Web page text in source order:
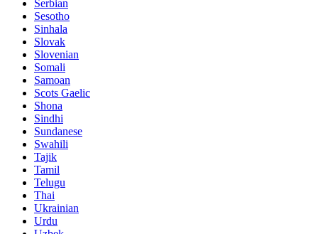
Serbian
Sesotho
Sinhala
Slovak
Slovenian
Somali
Samoan
Scots Gaelic
Shona
Sindhi
Sundanese
Swahili
Tajik
Tamil
Telugu
Thai
Ukrainian
Urdu